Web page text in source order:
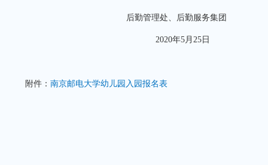
后勤管理处、后勤服务集团
2020年5月25日
附件： 南京邮电大学幼儿园入园报名表